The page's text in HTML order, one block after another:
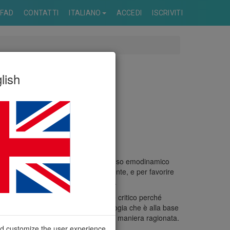
FAD CONTATTI ITALIANO ACCEDI ISCRIVITI
diagnosi eziologica dello scompenso emodinamico
corretta gestione clinica del paziente, e per favorire
delle alterazioni emodinamiche.
più appropriata del paziente critico perché
di comprendere la fisiopatologia che è alla base
e così indirizzare il trattamento in maniera ragionata.